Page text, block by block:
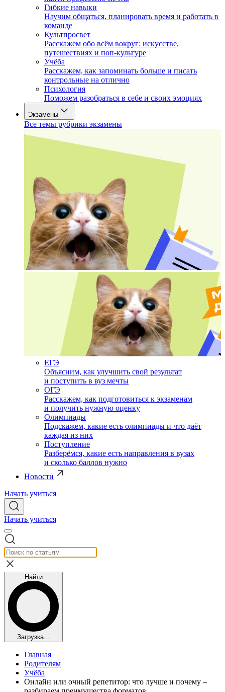
Гибкие навыки
Научим общаться, планировать время и работать в
команде
Культпросвет
Расскажем обо всём вокруг: искусстве,
путешествиях и поп-культуре
Учёба
Расскажем, как запоминать больше и писать
контрольные на отлично
Психология
Поможем разобраться в себе и своих эмоциях
Экзамены
Все темы рубрики экзамены
ЕГЭ
Объясним, как улучшить свой результат
и поступить в вуз мечты
ОГЭ
Расскажем, как подготовиться к экзаменам
и получить нужную оценку
Олимпиады
Подскажем, какие есть олимпиады и что даёт
каждая из них
Поступление
Разберёмся, какие есть направления в вузах
и сколько баллов нужно
Новости
Начать учиться
Начать учиться
Найти
Загрузка...
Главная
Родителям
Учёба
Онлайн или очный репетитор: что лучше и почему –